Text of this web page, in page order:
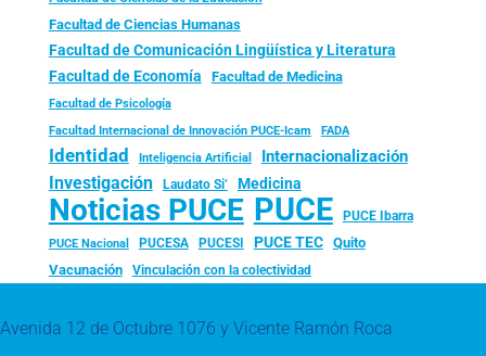
Facultad de Ciencias Humanas
Facultad de Comunicación Lingüística y Literatura
Facultad de Economía Facultad de Medicina
Facultad de Psicología
Facultad Internacional de Innovación PUCE-Icam FADA
Identidad Inteligencia Artificial Internacionalización
Investigación Laudato Si’ Medicina
Noticias PUCE PUCE PUCE Ibarra
PUCE Nacional PUCESA PUCESI PUCE TEC
Quito
Vacunación
Vinculación con la colectividad
Avenida 12 de Octubre 1076 y Vicente Ramón Roca